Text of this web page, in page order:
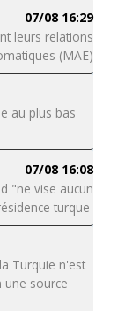
07/08 16:29
leurs relations
(MAE)
au plus bas
07/08 16:08
"ne vise aucun
turque
Turquie n'est
une source